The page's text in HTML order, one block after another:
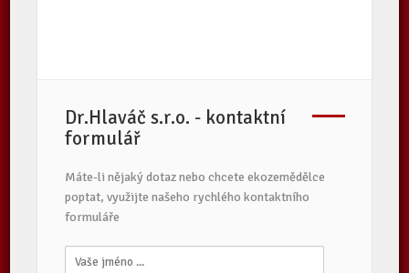
Dr.Hlaváč s.r.o. - kontaktní
formulář
Máte-li nějaký dotaz nebo chcete ekozemědělce
poptat, využijte našeho rychlého kontaktního
formuláře